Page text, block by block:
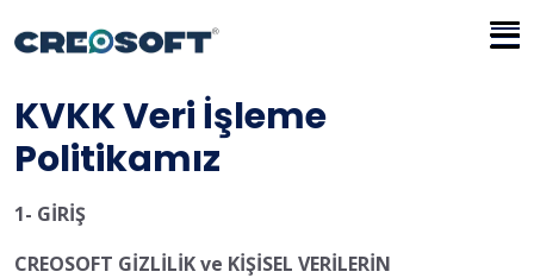
atla
KVKK Veri İşleme
Politikamız
1- GİRİŞ
CREOSOFT GİZLİLİK ve KİŞİSEL VERİLERİN